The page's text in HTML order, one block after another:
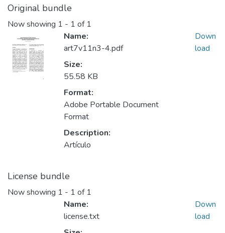
Original bundle
Now showing 1 - 1 of 1
Name:
art7v11n3-4.pdf
Size:
55.58 KB
Format:
Adobe Portable Document
Format
Description:
Artículo
Down
load
License bundle
Now showing 1 - 1 of 1
Name:
license.txt
Down
load